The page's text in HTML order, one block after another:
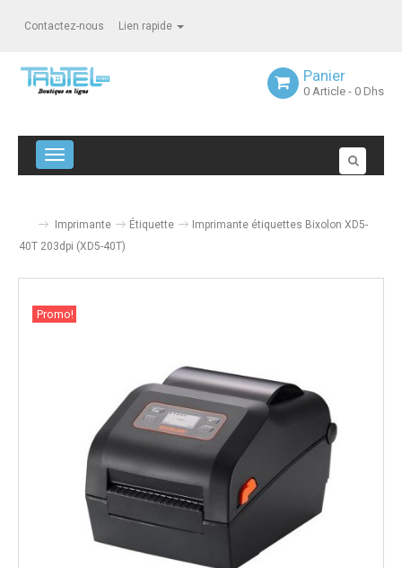
Contactez-nous Lien rapide
Panier
0 Article - 0 Dhs
Navigation bascule
Imprimante Étiquette
Imprimante étiquettes Bixolon XD5-
40T 203dpi (XD5-40T)
Promo!